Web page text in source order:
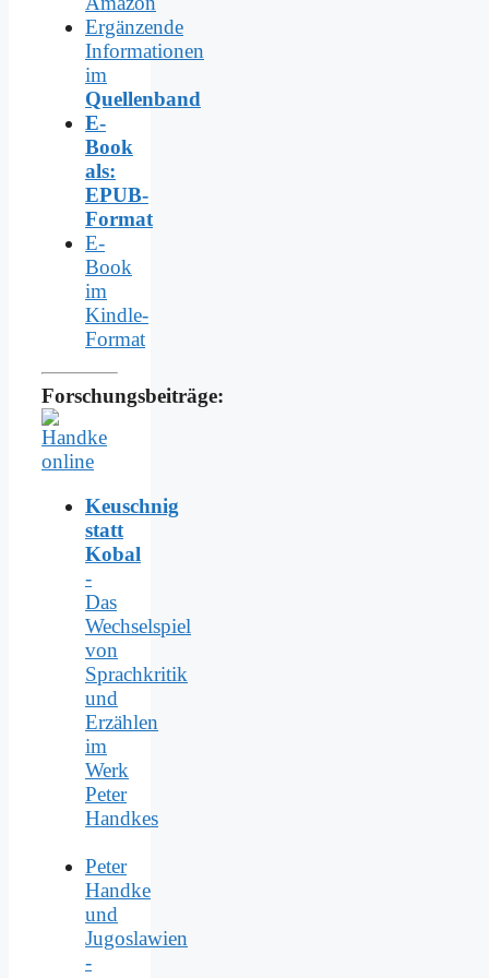
Ergänzende
Informationen
im
Quellenband
E-
Book
als:
EPUB-
Format
E-
Book
im
Kindle-
Format
Forschungsbeiträge:
Keuschnig
statt
Kobal
-
Das
Wechselspiel
von
Sprachkritik
und
Erzählen
im
Werk
Peter
Handkes
Peter
Handke
und
Jugoslawien
-